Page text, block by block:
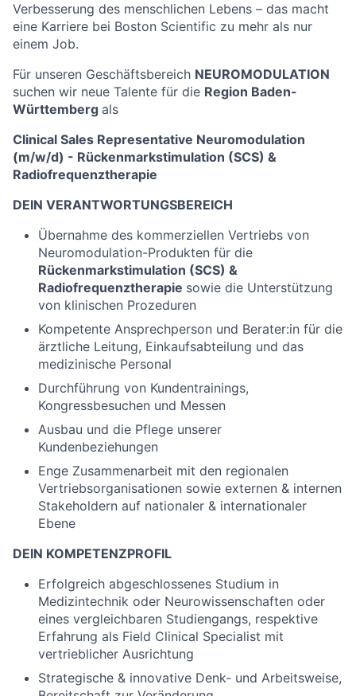
Verbesserung des menschlichen Lebens – das macht
eine Karriere bei Boston Scientific zu mehr als nur
einem Job.
Für unseren Geschäftsbereich NEUROMODULATION
suchen wir neue Talente für die Region Baden-
Württemberg als
Clinical Sales Representative Neuromodulation
(m/w/d) - Rückenmarkstimulation (SCS) &
Radiofrequenztherapie
DEIN VERANTWORTUNGSBEREICH
Übernahme des kommerziellen Vertriebs von
Neuromodulation-Produkten für die
Rückenmarkstimulation (SCS) &
Radiofrequenztherapie sowie die Unterstützung
von klinischen Prozeduren
Kompetente Ansprechperson und Berater:in für die
ärztliche Leitung, Einkaufsabteilung und das
medizinische Personal
Durchführung von Kundentrainings,
Kongressbesuchen und Messen
Ausbau und die Pflege unserer
Kundenbeziehungen
Enge Zusammenarbeit mit den regionalen
Vertriebsorganisationen sowie externen & internen
Stakeholdern auf nationaler & internationaler
Ebene
DEIN KOMPETENZPROFIL
Erfolgreich abgeschlossenes Studium in
Medizintechnik oder Neurowissenschaften oder
eines vergleichbaren Studiengangs, respektive
Erfahrung als Field Clinical Specialist mit
vertrieblicher Ausrichtung
Strategische & innovative Denk- und Arbeitsweise,